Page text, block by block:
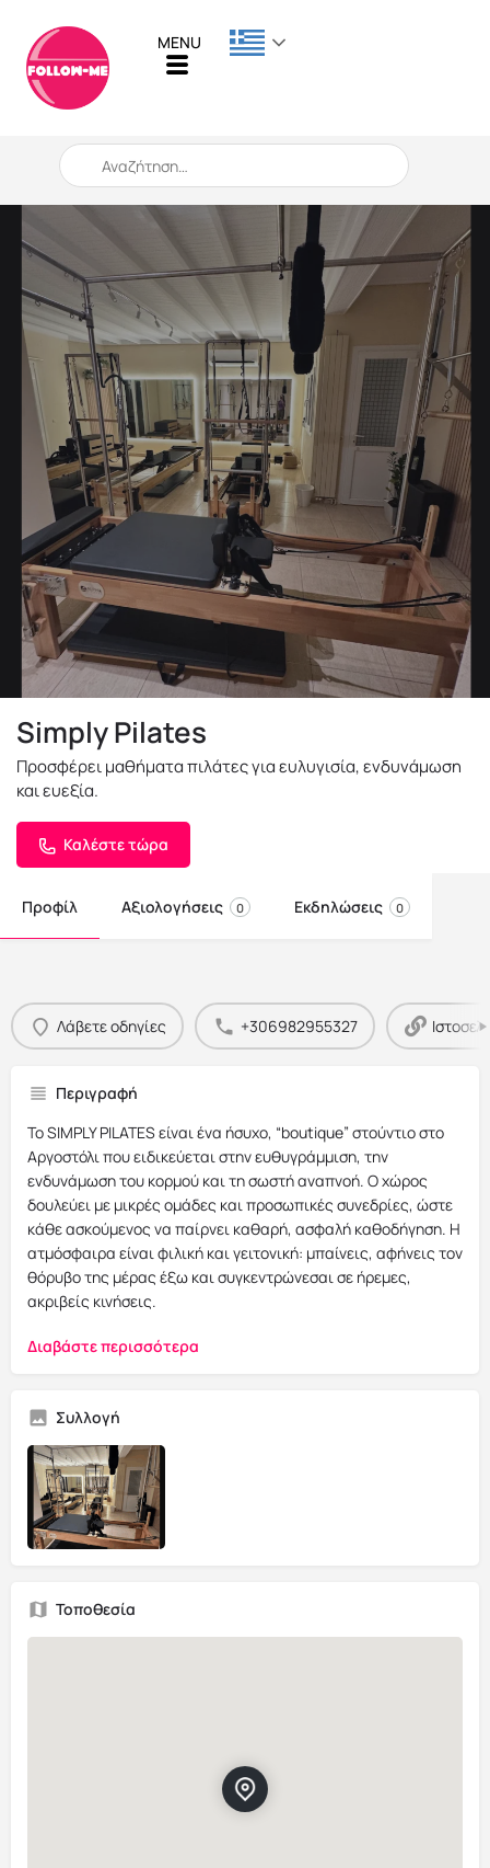
When autocomplete results are available use up and down
Simply Pilates
Προσφέρει μαθήματα πιλάτες για ευλυγισία, ενδυνάμωση
και ευεξία.
Καλέστε τώρα
Προφίλ Αξιολογήσεις 0 Εκδηλώσεις 0
Λάβετε οδηγίες +306982955327
Περιγραφή
Το SIMPLY PILATES είναι ένα ήσυχο, “boutique” στούντιο στο
Αργοστόλι που ειδικεύεται στην ευθυγράμμιση, την
ενδυνάμωση του κορμού και τη σωστή αναπνοή. Ο χώρος
δουλεύει με μικρές ομάδες και προσωπικές συνεδρίες, ώστε
κάθε ασκούμενος να παίρνει καθαρή, ασφαλή καθοδήγηση. Η
ατμόσφαιρα είναι φιλική και γειτονική: μπαίνεις, αφήνεις τον
θόρυβο της μέρας έξω και συγκεντρώνεσαι σε ήρεμες,
ακριβείς κινήσεις.
Διαβάστε περισσότερα
Συλλογή
Τοποθεσία